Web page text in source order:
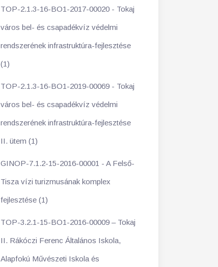
TOP-2.1.3-16-BO1-2017-00020 - Tokaj
város bel- és csapadékvíz védelmi
rendszerének infrastruktúra-fejlesztése
(1)
TOP-2.1.3-16-BO1-2019-00069 - Tokaj
város bel- és csapadékvíz védelmi
rendszerének infrastruktúra-fejlesztése
II. ütem (1)
GINOP-7.1.2-15-2016-00001 - A Felső-
Tisza vízi turizmusának komplex
fejlesztése (1)
TOP-3.2.1-15-BO1-2016-00009 – Tokaj
II. Rákóczi Ferenc Általános Iskola,
Alapfokú Művészeti Iskola és